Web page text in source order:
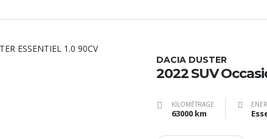
DACIA DUSTER
2022 SUV
KILOMÉTRAGE
63000 km